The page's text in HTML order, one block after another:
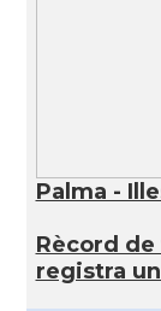
Palma -
Rècord
registra